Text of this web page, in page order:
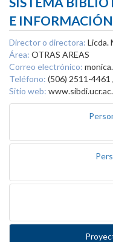
E INFORMACIÓN
Director o directora: Licda.
Área: OTRAS AREAS
Correo electrónico:
Teléfono: (506) 2511-
Sitio web: